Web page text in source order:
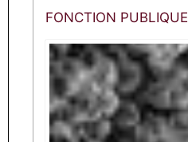
FONCTION PUBLIQUE